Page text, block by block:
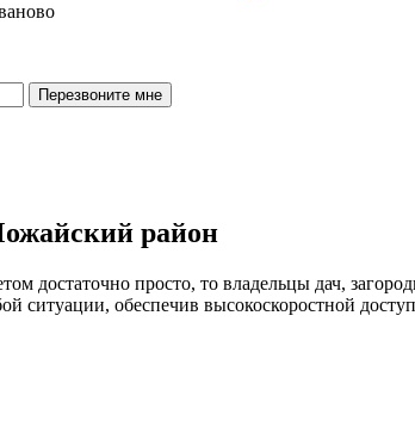
Перезвоните мне
район
достаточно просто, то владельцы дач,
обеспечив высокоскоростной